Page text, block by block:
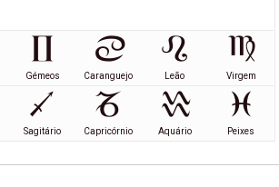
Gémeos Caranguejo Leão Virgem
Sagitário Capricórnio Aquário Peixes